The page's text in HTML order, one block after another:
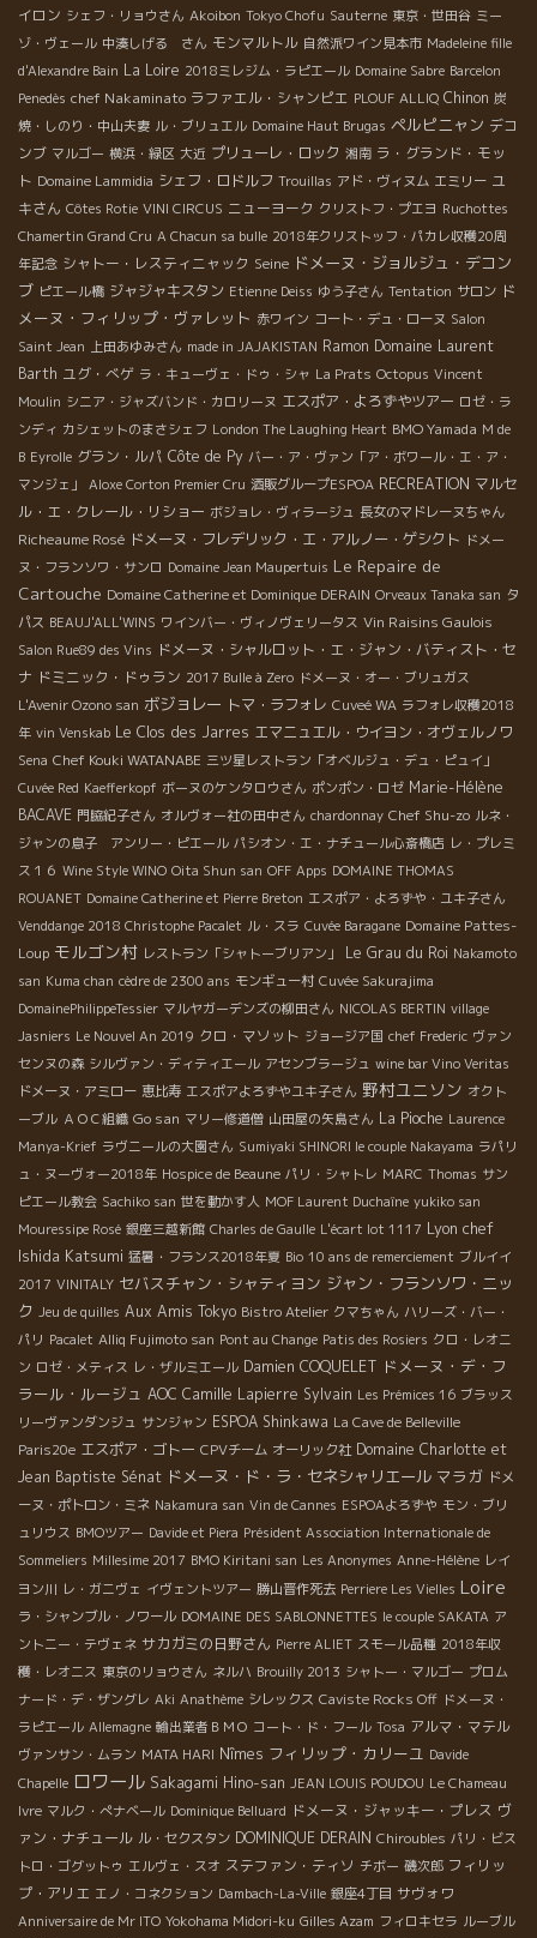
イロン シェフ・リョウさん Akoibon Tokyo Chofu Sauterne 東京・世田谷 ミー
ゾ・ヴェール 中湊しげる さん モンマルトル 自然派ワイン見本市 Madeleine fille
d'Alexandre Bain La Loire 2018ミレジム・ラピエール Domaine Sabre Barcelon
Penedès chef Nakaminato ラファエル・シャンピエ PLOUF ALLIQ Chinon 炭
焼・しのり・中山夫妻 ル・ブリュエル Domaine Haut Brugas ペルピニャン デコ
ンブ マルゴー 横浜・緑区 大近 プリューレ・ロック 湘南 ラ・グランド・モッ
ト Domaine Lammidia シェフ・ロドルフ Trouillas アド・ヴィヌム エミリー ユ
キさん Côtes Rotie VINI CIRCUS ニューヨーク クリストフ・プエヨ Ruchottes
Chamertin Grand Cru A Chacun sa bulle 2018年クリストッフ・パカレ収穫20周
年記念 シャトー・レスティニャック Seine ドメーヌ・ジョルジュ・デコン
ブ ピエール橋 ジャジャキスタン Etienne Deiss ゆう子さん Tentation サロン ド
メーヌ・フィリップ・ヴァレット 赤ワイン コート・デュ・ローヌ Salon
Saint Jean
上田あゆみさん made in JAJAKISTAN Ramon Domaine Laurent
Barth ユグ・べゲ ラ・キューヴェ・ドゥ・シャ La Prats Octopus Vincent
Moulin シニア・ジャズバンド・カロリーヌ エスポア・よろずやツアー ロゼ・ラ
ンディ カシェットのまさシェフ London The Laughing Heart BMO Yamada M de
B Eyrolle グラン・ルパ Côte de Py バー・ア・ヴァン「ア・ボワール・エ・ア・
マンジェ」
Aloxe Corton Premier Cru 酒販グループESPOA RECREATION マルセ
ル・エ・クレール・リショー ボジョレ・ヴィラージュ 長女のマドレーヌちゃん
Richeaume Rosé ドメーヌ・フレデリック・エ・アルノー・ゲシクト ドメー
ヌ・フランソワ・サンロ Domaine Jean Maupertuis Le Repaire de
Cartouche Domaine Catherine et Dominique DERAIN Orveaux Tanaka san タ
パス BEAUJ'ALL'WINS ワインバー・ヴィノヴェリータス Vin Raisins Gaulois
Salon Rue89 des Vins ドメーヌ・シャルロット・エ・ジャン・バティスト・セ
ナ ドミニック・ドゥラン 2017 Bulle à Zero ドメーヌ・オー・ブリュガス
L'Avenir Ozono san ボジョレー トマ・ラフォレ Cuveé WA ラフォレ収穫2018
年 vin Venskab Le Clos des Jarres エマニュエル・ウイヨン・オヴェルノワ
Sena Chef Kouki WATANABE 三ツ星レストラン「オベルジュ・デュ・ピュイ」
Cuvée Red Kaefferkopf ボーヌのケンタロウさん ポンポン・ロゼ Marie-Hélène
BACAVE 門脇紀子さん オルヴォー社の田中さん chardonnay Chef Shu-zo ルネ・
ジャンの息子 アンリー・ピエール パシオン・エ・ナチュール心斎橋店 レ・プレミ
ス１６ Wine Style WINO Oita Shun san OFF Apps DOMAINE THOMAS
ROUANET Domaine Catherine et Pierre Breton エスポア・よろずや・ユキ子さん
Venddange 2018 Christophe Pacalet ル・スラ Cuvée Baragane Domaine Pattes-
Loup モルゴン村 レストラン「シャトーブリアン」 Le Grau du Roi Nakamoto
san Kuma chan cèdre de 2300 ans モンギュー村 Cuvée Sakurajima
DomainePhilippeTessier マルヤガーデンズの柳田さん NICOLAS BERTIN village
Jasniers Le Nouvel An 2019 クロ・マソット ジョージア国 chef Frederic ヴァン
センヌの森 シルヴァン・ディティエール アセンブラージュ wine bar Vino Veritas
ドメーヌ・アミロー 恵比寿 エスポアよろずやユキ子さん 野村ユニソン オクト
ーブル ＡＯＣ組織 Go san マリー修道僧 山田屋の矢島さん La Pioche Laurence
Manya-Krief ラヴニールの大園さん Sumiyaki SHINORI le couple Nakayama ラパリ
ュ・ヌーヴォー2018年 Hospice de Beaune パリ・シャトレ MARC Thomas サン
ピエール教会 Sachiko san 世を動かす人 MOF Laurent Duchaîne yukiko san
Mouressipe Rosé 銀座三越新館 Charles de Gaulle L'écart lot 1117 Lyon chef
Ishida Katsumi 猛暑・フランス2018年夏 Bio 10 ans de remerciement ブルイイ
2017 VINITALY セバスチャン・シャティヨン ジャン・フランソワ・ニッ
ク Jeu de quilles Aux Amis Tokyo Bistro Atelier クマちゃん ハリーズ・バー・
パリ Pacalet Alliq Fujimoto san Pont au Change Patis des Rosiers クロ・レオニ
ン ロゼ・メティス レ・ザルミエール Damien COQUELET ドメーヌ・デ・フ
ラール・ルージュ AOC Camille Lapierre Sylvain Les Prémices 16 ブラッス
リーヴァンダンジュ サンジャン ESPOA Shinkawa La Cave de Belleville
Paris20e エスポア・ゴトー CPVチーム オーリック社 Domaine Charlotte et
Jean Baptiste Sénat ドメーヌ・ド・ラ・セネシャリエール マラガ ドメ
ーヌ・ポトロン・ミネ Nakamura san Vin de Cannes ESPOAよろずや モン・ブリ
ュリウス BMOツアー Davide et Piera Président Association Internationale de
Sommeliers Millesime 2017 BMO Kiritani san Les Anonymes Anne-Hélène レイ
ヨン川 レ・ガニヴェ イヴェントツアー 勝山晋作死去 Perriere Les Vielles Loire
ラ・シャンブル・ノワール DOMAINE DES SABLONNETTES le couple SAKATA ア
ントニー・テヴェネ サカガミの日野さん Pierre ALIET スモール品種 2018年収
穫・レオニス 東京のリョウさん ネルハ Brouilly 2013 シャトー・マルゴー プロム
ナード・デ・ザングレ Aki Anathème シレックス Caviste Rocks Off ドメーヌ・
ラピエール Allemagne 輸出業者ＢＭＯ コート・ド・フール Tosa アルマ・マテル
ヴァンサン・ムラン MATA HARI Nîmes フィリップ・カリーユ Davide
Chapelle ロワール Sakagami Hino-san JEAN LOUIS POUDOU Le Chameau
Ivre マルク・ぺナベール Dominique Belluard ドメーヌ・ジャッキー・プレス ヴ
ァン・ナチュール ル・セクスタン DOMINIQUE DERAIN Chiroubles パリ・ビス
トロ・ゴグットゥ エルヴェ・スオ ステファン・ティソ チボー 磯次郎 フィリッ
プ・アリエ エノ・コネクション Dambach-La-Ville 銀座4丁目 サヴォワ
Anniversaire de Mr ITO Yokohama Midori-ku Gilles Azam フィロキセラ ルーブル